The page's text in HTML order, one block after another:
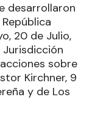
desarrollaron
20 de Julio,
Jurisdicción
sobre
Kirchner, 9
y de Los